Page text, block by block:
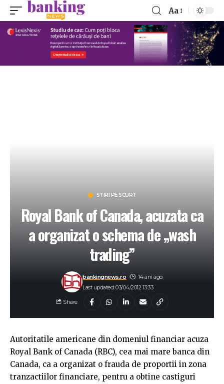
Aa
STIRI PE SCURT
Royal Bank of Canada, acuzata ca
a organizat o schema de „wash
trading”
Last updated: 03/04/2012 13:33
bankingnews.ro 14 ani ago
Share
Autoritatile americane din domeniul financiar acuza
Royal Bank of Canada (RBC), cea mai mare banca din
Canada, ca a organizat o frauda de proportii in zona
tranzactiilor financiare, pentru a obtine castiguri